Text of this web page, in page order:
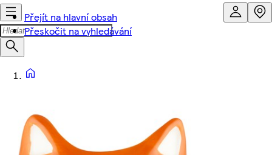
Přejít na hlavní obsah
Přeskočit na vyhledávání